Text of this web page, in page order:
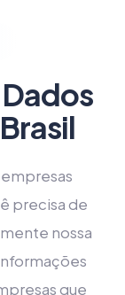
precisa de
nossa
que